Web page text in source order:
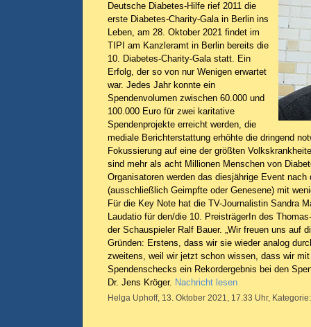
Deutsche Diabetes-Hilfe rief 2011 die
erste Diabetes-Charity-Gala in Berlin ins
Leben, am 28. Oktober 2021 findet im
TIPI am Kanzleramt in Berlin bereits die
10. Diabetes-Charity-Gala statt. Ein
Erfolg, der so von nur Wenigen erwartet
war. Jedes Jahr konnte ein
Spendenvolumen zwischen 60.000 und
100.000 Euro für zwei karitative
Spendenprojekte erreicht werden, die
mediale Berichterstattung erhöhte die dringend
Fokussierung auf eine der größten
sind mehr als acht Millionen Menschen von
Organisatoren werden das diesjährige Event nach
(ausschließlich Geimpfte oder Genesene) mit
Für die Key Note hat die TV-Journalistin Sandra
Laudatio für den/die 10. PreisträgerIn des
der Schauspieler Ralf Bauer. „Wir freuen uns auf
Gründen: Erstens, dass wir sie wieder analog
zweitens, weil wir jetzt schon wissen, dass wir
Spendenschecks ein Rekordergebnis bei den
Dr. Jens Kröger. Nachricht lesen
Helga Uphoff, 13. Oktober 2021, 17.33 Uhr,